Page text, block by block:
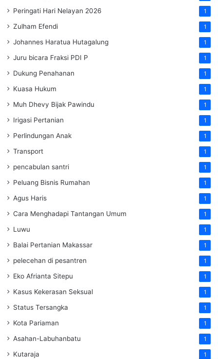
Peringati Hari Nelayan 2026 1
Zulham Efendi 1
Johannes Haratua Hutagalung 1
Juru bicara Fraksi PDI P 1
Dukung Penahanan 1
Kuasa Hukum 1
Muh Dhevy Bijak Pawindu 1
Irigasi Pertanian 1
Perlindungan Anak 1
Transport 1
pencabulan santri 1
Peluang Bisnis Rumahan 1
Agus Haris 1
Cara Menghadapi Tantangan Umum 1
Luwu 1
Balai Pertanian Makassar 1
pelecehan di pesantren 1
Eko Afrianta Sitepu 1
Kasus Kekerasan Seksual 1
Status Tersangka 1
Kota Pariaman 1
Asahan-Labuhanbatu 1
Kutaraja 1